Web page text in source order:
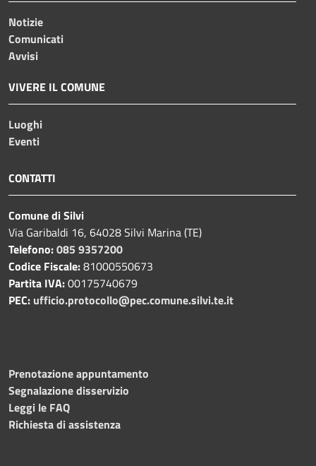
Notizie
Comunicati
Avvisi
VIVERE IL COMUNE
Luoghi
Eventi
CONTATTI
Comune di Silvi
Via Garibaldi 16, 64028 Silvi Marina (TE)
Telefono:085 9357200
Codice Fiscale:81000550673
Partita IVA:00175740679
PEC: ufficio.protocollo@pec.comune.silvi.te.it
Prenotazione appuntamento
Segnalazione disservizio
Leggi le FAQ
Richiesta di assistenza